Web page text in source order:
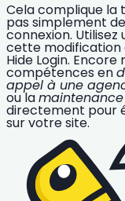
Cela complique la
pas simplement
connexion.
cette modification
Hide Login. Encore
compétences en
appel à une
ou lamaintenance
directement pour
sur votre site.